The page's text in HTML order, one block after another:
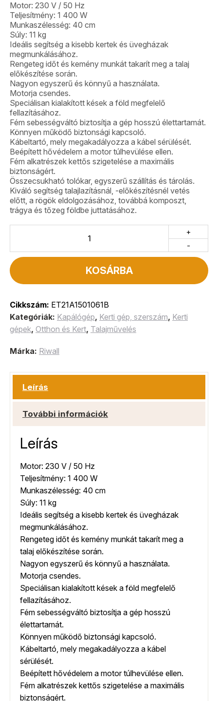
Motor: 230 V / 50 Hz
Teljesítmény: 1 400 W
Munkaszélesség: 40 cm
Súly: 11 kg
Ideális segítség a kisebb kertek és üvegházak
megmunkálásához.
Rengeteg időt és kemény munkát takarít meg a talaj
előkészítése során.
Nagyon egyszerű és könnyű a használata.
Motorja csendes.
Speciálisan kialakított kések a föld megfelelő
fellazításához.
Fém sebességváltó biztosítja a gép hosszú élettartamát.
Könnyen működő biztonsági kapcsoló.
Kábeltartó, mely megakadályozza a kábel sérülését.
Beépített hővédelem a motor túlhevülése ellen.
Fém alkatrészek kettős szigetelése a maximális
biztonságért.
Összecsukható tolókar, egyszerű szállítás és tárolás.
Kiváló segítség talajlazításnál, -előkészítésnél vetés
előtt, a rögök eldolgozásához, továbbá komposzt,
trágya és tőzeg földbe juttatásához.
-
+
KOSÁRBA
Cikkszám: ET21A1501061B
Kategóriák: Kapálógép, Kerti gép, szerszám, Kerti
gépek, Otthon és Kert, Talajművelés
Márka: Riwall
Leírás
További információk
Leírás
Motor: 230 V / 50 Hz
Teljesítmény: 1 400 W
Munkaszélesség: 40 cm
Súly: 11 kg
Ideális segítség a kisebb kertek és üvegházak
megmunkálásához.
Rengeteg időt és kemény munkát takarít meg a
talaj előkészítése során.
Nagyon egyszerű és könnyű a használata.
Motorja csendes.
Speciálisan kialakított kések a föld megfelelő
fellazításához.
Fém sebességváltó biztosítja a gép hosszú
élettartamát.
Könnyen működő biztonsági kapcsoló.
Kábeltartó, mely megakadályozza a kábel
sérülését.
Beépített hővédelem a motor túlhevülése ellen.
Fém alkatrészek kettős szigetelése a maximális
biztonságért.